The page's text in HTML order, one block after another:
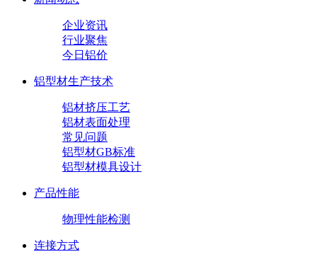
企业资讯
行业聚焦
今日铝价
铝型材生产技术
铝材挤压工艺
铝材表面处理
常见问题
铝型材GB标准
铝型材模具设计
产品性能
物理性能检测
连接方式